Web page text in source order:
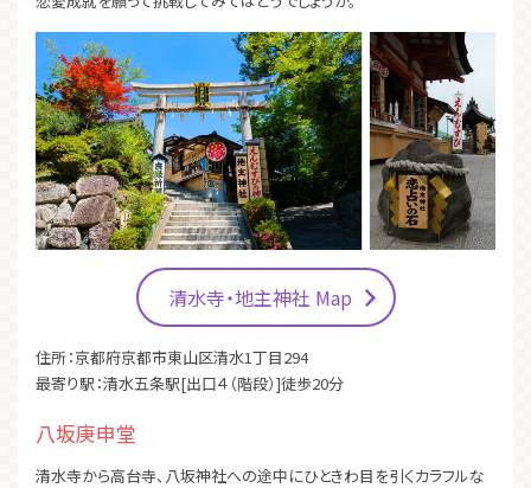
清水寺・地主神社 Map
住所：京都府京都市東山区清水1丁目294
最寄り駅：清水五条駅[出口４（階段）]徒歩20分
八坂庚申堂
清水寺から高台寺、八坂神社への途中にひときわ目を引くカラフルな